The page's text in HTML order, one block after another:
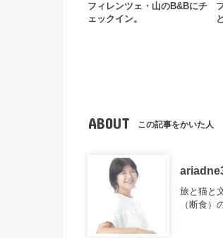
フィレンツェ・山のB&Bにチ
ェックイン。
ABOUT この記事をかいた人
旅と猫と
（断食）